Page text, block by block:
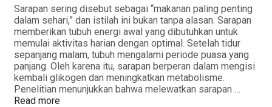
Sarapan sering disebut sebagai “makanan paling penting
dalam sehari,” dan istilah ini bukan tanpa alasan. Sarapan
memberikan tubuh energi awal yang dibutuhkan untuk
memulai aktivitas harian dengan optimal. Setelah tidur
sepanjang malam, tubuh mengalami periode puasa yang
panjang. Oleh karena itu, sarapan berperan dalam mengisi
kembali glikogen dan meningkatkan metabolisme.
Penelitian menunjukkan bahwa melewatkan sarapan …
Read more